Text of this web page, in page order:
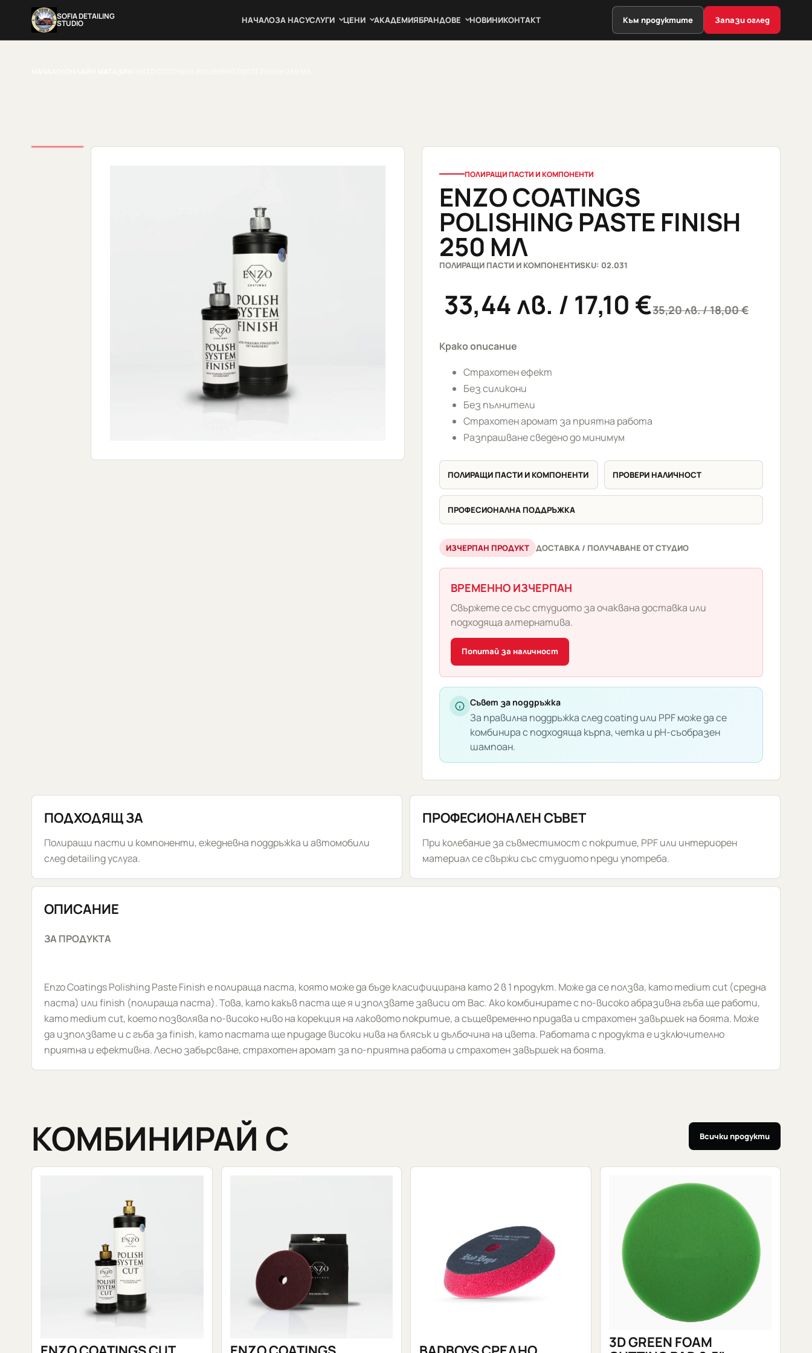
SOFIA DETAILING
STUDIO НАЧАЛОЗА НАСУСЛУГИ ЦЕНИ АКАДЕМИЯБРАНДОВЕ НОВИНИКОНТАКТ Към продуктите Запази оглед
ПОЛИРАЩИ ПАСТИ И КОМПОНЕНТИ
ENZO COATINGS
POLISHING PASTE FINISH
250 МЛ
ПОЛИРАЩИ ПАСТИ И КОМПОНЕНТИSKU: 02.031
35,20лв./ 18,00 €
33,44лв. / 17,10 €
Крако описание
Страхотен ефект
Без силикони
Без пълнители
Страхотен аромат за приятна работа
Разпрашване сведено до минимум
ПОЛИРАЩИ ПАСТИ И КОМПОНЕНТИ ПРОВЕРИ НАЛИЧНОСТ
ПРОФЕСИОНАЛНА ПОДДРЪЖКА
ИЗЧЕРПАН ПРОДУКТ ДОСТАВКА / ПОЛУЧАВАНЕ ОТ СТУДИО
ВРЕМЕННО ИЗЧЕРПАН
Свържете се със студиото за очаквана доставка или
подходяща алтернатива.
Попитай за наличност
Съвет за поддръжка
За правилна поддръжка след coating или PPF може да се
комбинира с подходяща кърпа, четка и pH-съобразен
шампоан.
ПОДХОДЯЩ ЗА
Полиращи пасти и компоненти, ежедневна поддръжка и автомобили
след detailing услуга.
ПРОФЕСИОНАЛЕН СЪВЕТ
При колебание за съвместимост с покритие, PPF или интериорен
материал се свържи със студиото преди употреба.
ОПИСАНИЕ
ЗА ПРОДУКТА
Enzo Coatings Polishing Paste Finish е полираща паста, която може да бъде класифицирана като 2 в 1 продукт. Може да се ползва, като medium cut (средна
паста) или finish (полираща паста). Това, като какъв паста ще я използвате зависи от Вас. Ако комбинирате с по-високо абразивна гъба ще работи,
като medium cut, което позволява по-високо ниво на корекция на лаковото покритие, а същевременно придава и страхотен завършек на боята. Може
да използвате и с гъба за finish, като пастата ще придаде високи нива на блясък и дълбочина на цвета. Работата с продукта е изключително
приятна и ефективна. Лесно забърсване, страхотен аромат за по-приятна работа и страхотен завършек на боята.
КОМБИНИРАЙ С Всички продукти
3D GREEN FOAM